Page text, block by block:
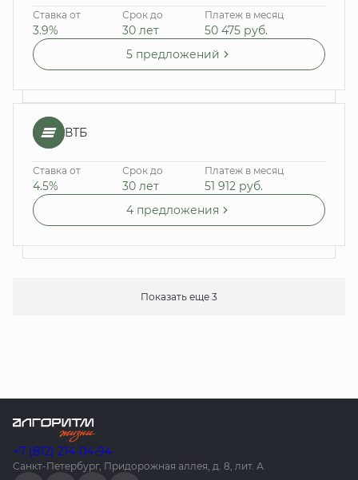
Ставка от
3.9%
Срок до
30 лет
Платеж в месяц
50 475 руб.
5 предложений
ВТБ
Ставка от
4.5%
Срок до
30 лет
Платеж в месяц
51 912 руб.
4 предложения
Показать еще 3
+7 (812) 214-04-94
Санкт-Петербург, Придорожная аллея, д. 8, лит. А